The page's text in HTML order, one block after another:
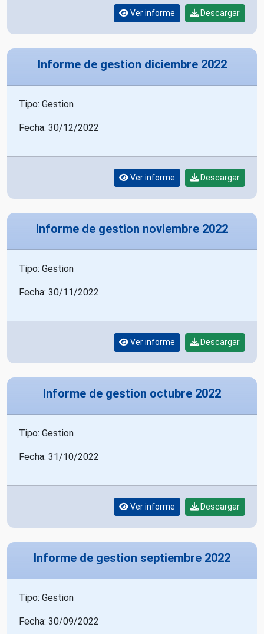
Ver informe Descargar
Informe de gestion diciembre 2022
Tipo: Gestion
Fecha: 30/12/2022
Ver informe Descargar
Informe de gestion noviembre 2022
Tipo: Gestion
Fecha: 30/11/2022
Ver informe Descargar
Informe de gestion octubre 2022
Tipo: Gestion
Fecha: 31/10/2022
Ver informe Descargar
Informe de gestion septiembre 2022
Tipo: Gestion
Fecha: 30/09/2022